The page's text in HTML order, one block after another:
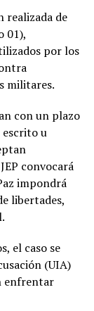
de
01),
por los
militares.
con un plazo
escrito u
convocará
impondrá
libertades,
el caso se
(UIA)
enfrentar